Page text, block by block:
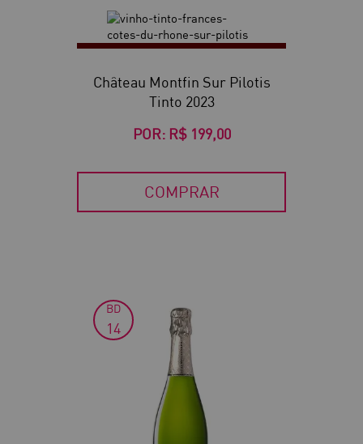
Château Montfin Sur Pilotis
Tinto 2023
POR: R$ 199,00
COMPRAR
BD
14